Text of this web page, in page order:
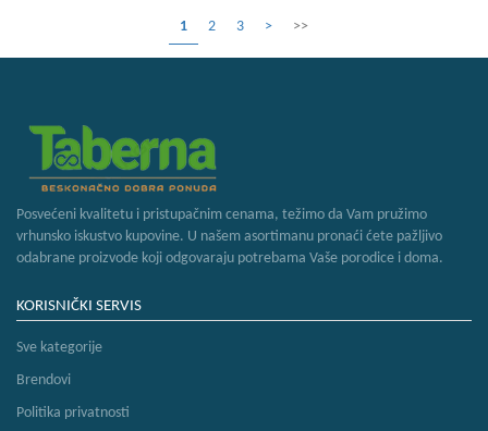
1 2 3 > >>
Posvećeni kvalitetu i pristupačnim cenama, težimo da Vam pružimo
vrhunsko iskustvo kupovine. U našem asortimanu pronaći ćete pažljivo
odabrane proizvode koji odgovaraju potrebama Vaše porodice i doma.
KORISNIČKI SERVIS
Sve kategorije
Brendovi
Politika privatnosti